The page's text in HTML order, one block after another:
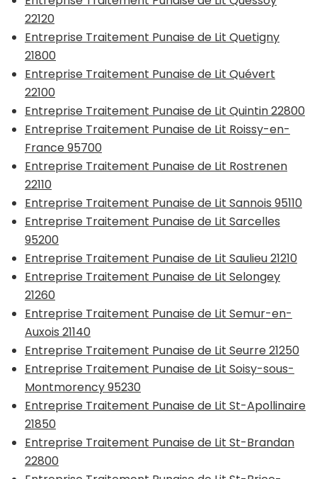
22120
Entreprise Traitement Punaise de Lit Quetigny
21800
Entreprise Traitement Punaise de Lit Quévert
22100
Entreprise Traitement Punaise de Lit Quintin 22800
Entreprise Traitement Punaise de Lit Roissy-en-
France 95700
Entreprise Traitement Punaise de Lit Rostrenen
22110
Entreprise Traitement Punaise de Lit Sannois 95110
Entreprise Traitement Punaise de Lit Sarcelles
95200
Entreprise Traitement Punaise de Lit Saulieu 21210
Entreprise Traitement Punaise de Lit Selongey
21260
Entreprise Traitement Punaise de Lit Semur-en-
Auxois 21140
Entreprise Traitement Punaise de Lit Seurre 21250
Entreprise Traitement Punaise de Lit Soisy-sous-
Montmorency 95230
Entreprise Traitement Punaise de Lit St-Apollinaire
21850
Entreprise Traitement Punaise de Lit St-Brandan
22800